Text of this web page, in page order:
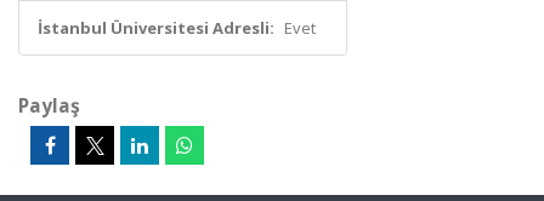
İstanbul Üniversitesi Adresli: Evet
Paylaş